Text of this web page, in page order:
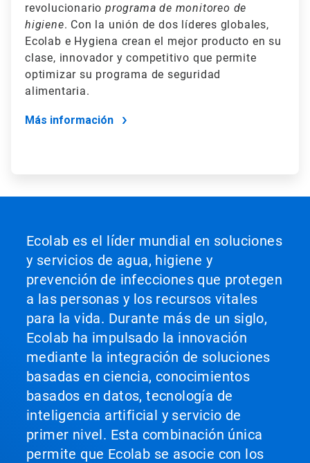
revolucionarioprograma de monitoreo de
higiene. Con la unión de dos líderes globales,
Ecolab e Hygiena crean el mejor producto en su
clase, innovador y competitivo que permite
optimizar su programa de seguridad
alimentaria.
Más información
Ecolab es el líder mundial en soluciones
y servicios de agua, higiene y
prevención de infecciones que protegen
a las personas y los recursos vitales
para la vida. Durante más de un siglo,
Ecolab ha impulsado la innovación
mediante la integración de soluciones
basadas en ciencia, conocimientos
basados en datos, tecnología de
inteligencia artificial y servicio de
primer nivel. Esta combinación única
permite que Ecolab se asocie con los